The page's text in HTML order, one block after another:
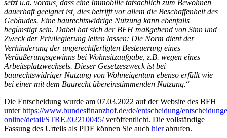
setzt u.a. voraus, dass eine Immobilie tatsächlich zum Bewohnen
dauerhaft geeignet ist, dies betrifft vor allem die Beschaffenheit des
Gebäudes. Eine baurechtswidrige Nutzung kann ebenfalls
begünstigt sein. Dabei hat sich der BFH maßgebend von Sinn und
Zweck der Privilegierung leiten lassen: Die Norm dient der
Verhinderung der ungerechtfertigten Besteuerung eines
Veräußerungsgewinns bei Wohnsitzaufgabe, z.B. wegen eines
Arbeitsplatzwechsels. Dieser Gesetzeszweck ist bei
baurechtswidriger Nutzung von Wohneigentum ebenso erfüllt wie
bei einer mit dem Baurecht übereinstimmenden Nutzung.“
Die Entscheidung wurde am 07.03.2022 auf der Website des BFH
unterhttps://www.bundesfinanzhof.de/de/entscheidung/
online/detail/STRE202210045/veröffentlicht. Die vollständige
Fassung des Urteils als PDF können Sie auch hier abrufen.